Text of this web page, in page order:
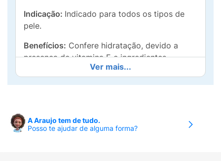
Indicação: Indicado para todos os tipos de
pele.
Benefícios: Confere hidratação, devido a
presença de vitamina E e ingredientes
emolientes na formulação.
Modo de Usar: Aplique o batom Koloss nos
Ver mais...
A Araujo tem de tudo.
Posso te ajudar de alguma forma?